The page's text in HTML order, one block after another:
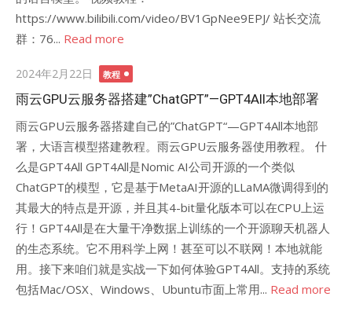
https://www.bilibili.com/video/BV1GpNee9EPJ/ 站长交流
群：76... Read more
Posted
on
2024年2月22日 教程
雨云GPU云服务器搭建”ChatGPT”—GPT4All本地部署
雨云GPU云服务器搭建自己的”ChatGPT“—GPT4All本地部
署，大语言模型搭建教程。雨云GPU云服务器使用教程。 什
么是GPT4All GPT4All是Nomic AI公司开源的一个类似
ChatGPT的模型，它是基于MetaAI开源的LLaMA微调得到的
其最大的特点是开源，并且其4-bit量化版本可以在CPU上运
行！GPT4All是在大量干净数据上训练的一个开源聊天机器人
的生态系统。它不用科学上网！甚至可以不联网！本地就能
用。接下来咱们就是实战一下如何体验GPT4All。支持的系统
包括Mac/OSX、Windows、Ubuntu市面上常用... Read more